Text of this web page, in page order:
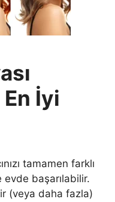
İyi
tamamen farklı
başarılabilir.
(veya daha fazla)